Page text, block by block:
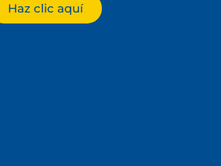
Haz clic aquí